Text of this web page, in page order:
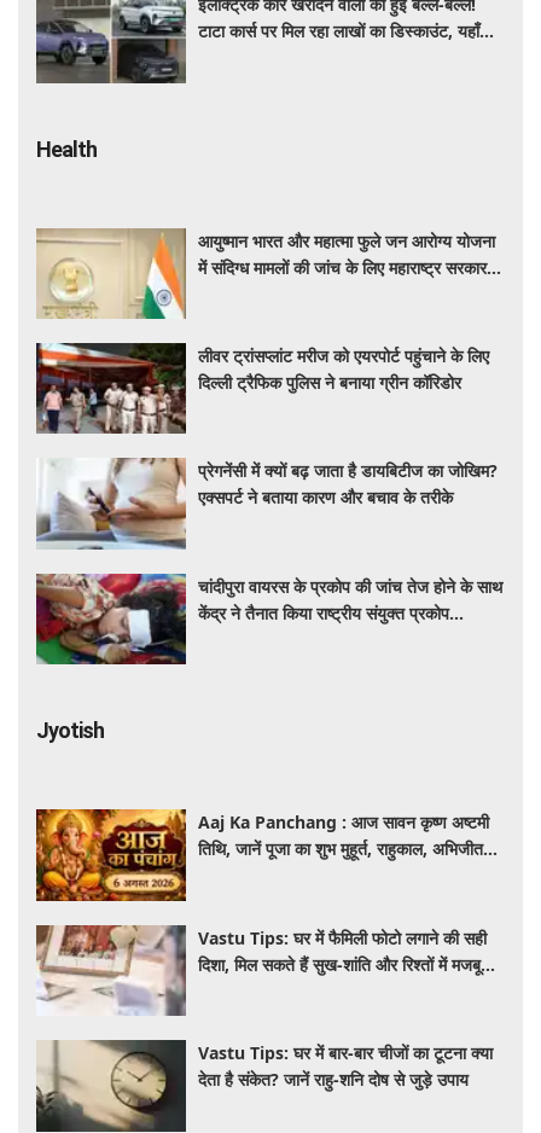
टाटा कार्स पर मिल रहा लाखों का डिस्काउंट, यहाँ
Health
आयुष्मान भारत और महात्मा फुले जन आरोग्य योजना
में संदिग्ध मामलों की जांच के लिए महाराष्ट्र सरकार ने
लीवर ट्रांसप्लांट मरीज को एयरपोर्ट पहुंचाने के लिए
दिल्ली ट्रैफिक पुलिस ने बनाया ग्रीन कॉरिडोर
प्रेगनेंसी में क्यों बढ़ जाता है डायबिटीज का जोखिम?
एक्सपर्ट ने बताया कारण और बचाव के तरीके
चांदीपुरा वायरस के प्रकोप की जांच तेज होने के साथ
केंद्र ने तैनात किया राष्ट्रीय संयुक्त प्रकोप
Jyotish
Aaj Ka Panchang : आज सावन कृष्ण अष्टमी
तिथि, जानें पूजा का शुभ मुहूर्त, राहुकाल, अभिजीत
Vastu Tips: घर में फैमिली फोटो लगाने की सही
दिशा, मिल सकते हैं सुख-शांति और रिश्तों में मजबूती
Vastu Tips: घर में बार-बार चीजों का टूटना क्या
देता है संकेत? जानें राहु-शनि दोष से जुड़े उपाय